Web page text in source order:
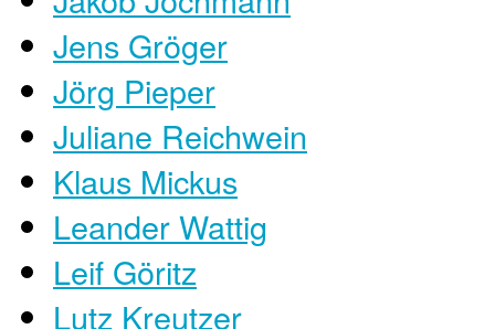
Jens Gröger
Jörg Pieper
Juliane Reichwein
Klaus Mickus
Leander Wattig
Leif Göritz
Lutz Kreutzer